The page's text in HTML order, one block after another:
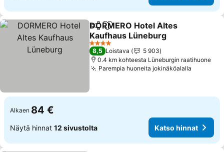
Jaa Lisää suosikkeihin
DORMERO Hotel Altes
Kaufhaus Lüneburg
Katso hinnat
4 Tähtiluokitus
8,5 Loistava
5 903
0.4 km kohteesta Lüneburgin raatihuone
Parempia huoneita jokinäköalalla
Alkaen 84 €
Näytä hinnat 12 sivustolta Katso hinnat